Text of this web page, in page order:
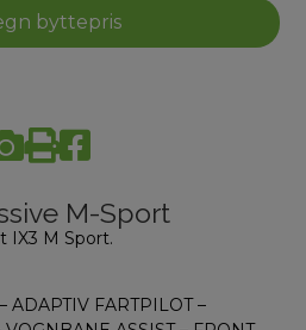
byttepris
M-Sport
IX3 M Sport.
ADAPTIV FARTPILOT –